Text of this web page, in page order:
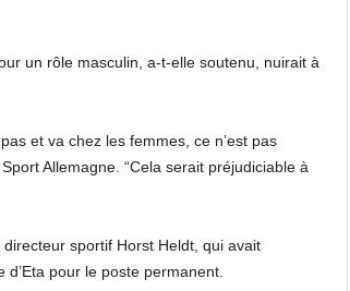
un rôle masculin, a-t-elle soutenu, nuirait à
et va chez les femmes, ce n’est pas
Allemagne. “Cela serait préjudiciable à
sportif Horst Heldt, qui avait
pour le poste permanent.